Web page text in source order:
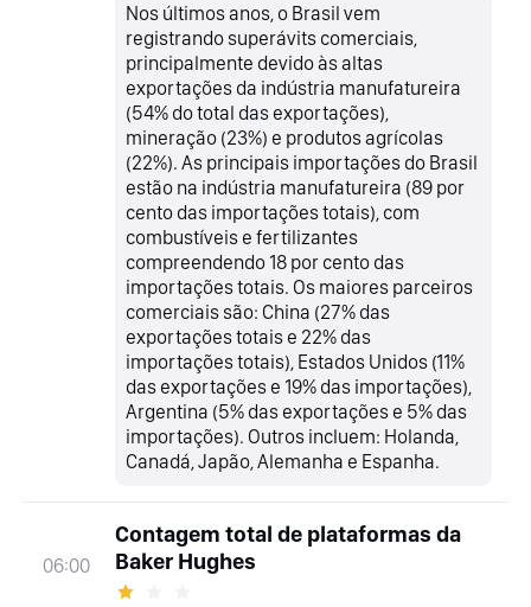
Nos últimos anos, o Brasil vem
registrando superávits comerciais,
principalmente devido às altas
exportações da indústria manufatureira
(54% do total das exportações),
mineração (23%) e produtos agrícolas
(22%). As principais importações do Brasil
estão na indústria manufatureira (89 por
cento das importações totais), com
combustíveis e fertilizantes
compreendendo 18 por cento das
importações totais. Os maiores parceiros
comerciais são: China (27% das
exportações totais e 22% das
importações totais), Estados Unidos (11%
das exportações e 19% das importações),
Argentina (5% das exportações e 5% das
importações). Outros incluem: Holanda,
Canadá, Japão, Alemanha e Espanha.
06:00
Contagem total de plataformas da
Baker Hughes